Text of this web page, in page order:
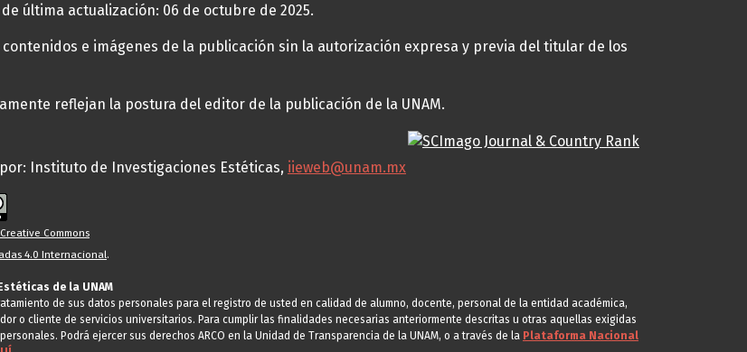
de última actualización: 06 de octubre de 2025.
e imágenes de la publicación sin la autorización expresa y previa del titular de los
reflejan la postura del editor de la publicación de la UNAM.
Instituto de Investigaciones Estéticas, iieweb@unam.mx
Commons
4.0 Internacional.
de la UNAM
de sus datos personales para el registro de usted en calidad de alumno, docente, personal de la entidad académica,
o cliente de servicios universitarios. Para cumplir las finalidades necesarias anteriormente descritas u otras aquellas exigidas
Podrá ejercer sus derechos ARCO en la Unidad de Transparencia de la UNAM, o a través de la Plataforma Nacional